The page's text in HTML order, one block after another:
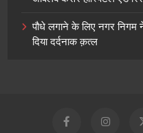
पौधे लगाने के लिए नगर निगम
दिया दर्दनाक क़त्ल